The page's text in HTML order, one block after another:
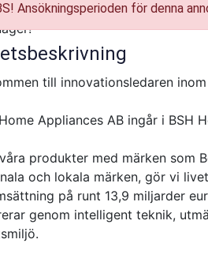
Ansökningsperioden för denna
till innovationsledaren
Appliances AB ingår i BSH
produkter med märken som
och lokala märken, gör vi
på runt 13,9 miljarder
genom intelligent teknik,